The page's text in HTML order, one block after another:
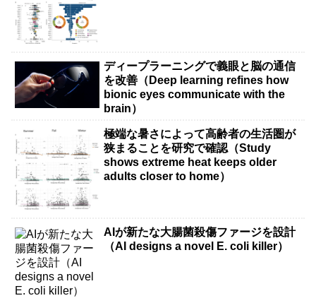
ディープラーニングで義眼と脳の通信
を改善（Deep learning refines how
bionic eyes communicate with the
brain）
極端な暑さによって高齢者の生活圏が
狭まることを研究で確認（Study
shows extreme heat keeps older
adults closer to home）
AIが新たな大腸菌殺傷ファージを設計
（AI designs a novel E. coli killer）